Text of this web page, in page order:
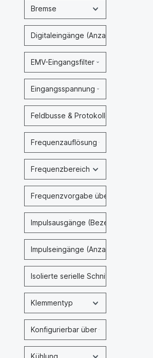
Bremse
Digitaleingänge (Anzahl & Typ)
EMV-Eingangsfilter
Eingangsspannung
Feldbusse & Protokolle
Frequenzauflösung
Frequenzbereich
Frequenzvorgabe über
Impulsausgänge (Bezeichnung und
Impulseingänge (Anzahl)
Isolierte serielle Schnittstelle
Klemmentyp
Konfigurierbar über
Kühlung